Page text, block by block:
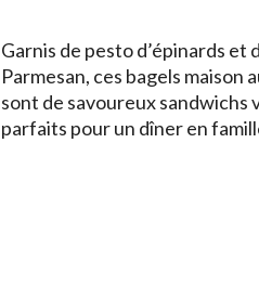
Garnis de pesto d’épinards et
Parmesan, ces bagels maison
sont de savoureux sandwichs
parfaits pour un dîner en